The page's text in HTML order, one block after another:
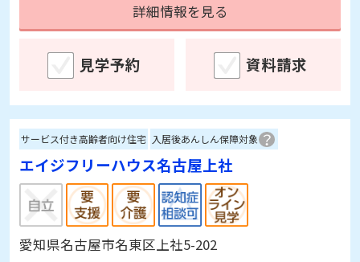
詳細情報を見る
見学予約 資料請求
サービス付き高齢者向け住宅 入居後あんしん保障対象
エイジフリーハウス名古屋上社
愛知県名古屋市名東区上社5-202